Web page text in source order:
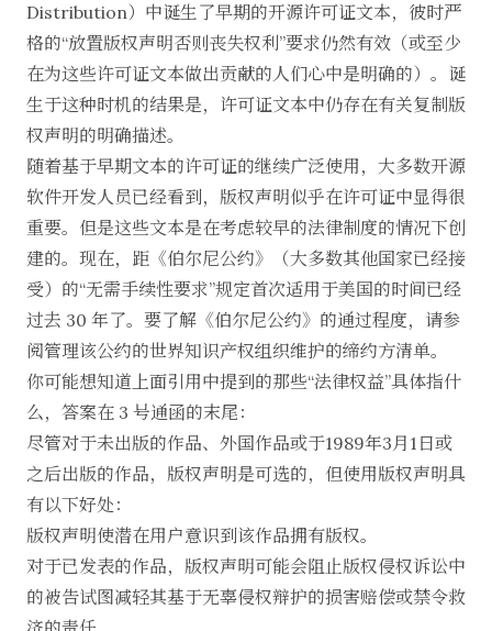
Distribution）中诞生了早期的开源许可证文本，彼时严
格的“放置版权声明否则丧失权利”要求仍然有效（或至少
在为这些许可证文本做出贡献的人们心中是明确的）。诞
生于这种时机的结果是，许可证文本中仍存在有关复制版
权声明的明确描述。
随着基于早期文本的许可证的继续广泛使用，大多数开源
软件开发人员已经看到，版权声明似乎在许可证中显得很
重要。但是这些文本是在考虑较早的法律制度的情况下创
建的。现在，距《伯尔尼公约》（大多数其他国家已经接
受）的“无需手续性要求”规定首次适用于美国的时间已经
过去 30 年了。要了解《伯尔尼公约》的通过程度，请参
阅管理该公约的世界知识产权组织维护的缔约方清单。
你可能想知道上面引用中提到的那些“法律权益”具体指什
么，答案在 3 号通函的末尾：
尽管对于未出版的作品、外国作品或于1989年3月1日或
之后出版的作品，版权声明是可选的，但使用版权声明具
有以下好处：
版权声明使潜在用户意识到该作品拥有版权。
对于已发表的作品，版权声明可能会阻止版权侵权诉讼中
的被告试图减轻其基于无辜侵权辩护的损害赔偿或禁令救